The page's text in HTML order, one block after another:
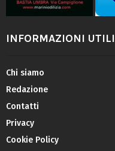
INFORMAZIONI UTILI
Chi siamo
Redazione
Contatti
Privacy
Cookie Policy